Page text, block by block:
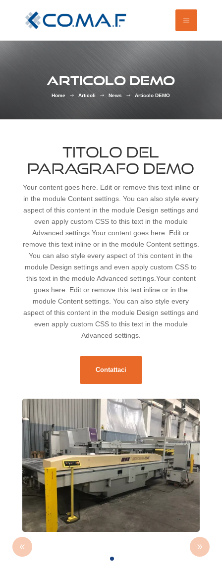
ARTICOLO DEMO
Home $ Articoli $ News $ Articolo DEMO
TITOLO DEL
PARAGRAFO DEMO
Your content goes here. Edit or remove this text inline or
in the module Content settings. You can also style every
aspect of this content in the module Design settings and
even apply custom CSS to this text in the module
Advanced settings.Your content goes here. Edit or
remove this text inline or in the module Content settings.
You can also style every aspect of this content in the
module Design settings and even apply custom CSS to
this text in the module Advanced settings.Your content
goes here. Edit or remove this text inline or in the
module Content settings. You can also style every
aspect of this content in the module Design settings and
even apply custom CSS to this text in the module
Advanced settings.
Contattaci